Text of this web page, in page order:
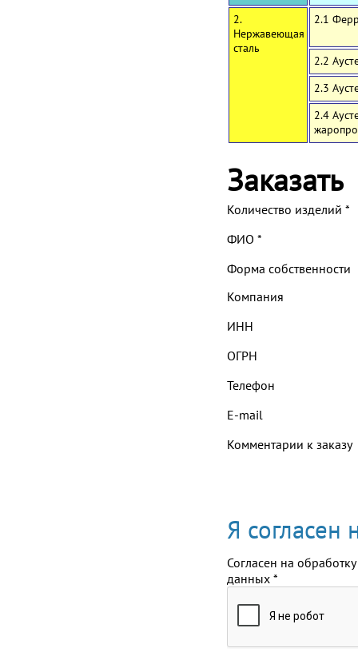
2.
Нержавеющая
сталь
2.1
2.2
2.3
2.4
Заказать
Количество изделий *
ФИО *
Форма собственности
Компания
ИНН
ОГРН
Телефон
E-mail
Комментарии к заказу
Я согласен
Согласен на обработку
данных *